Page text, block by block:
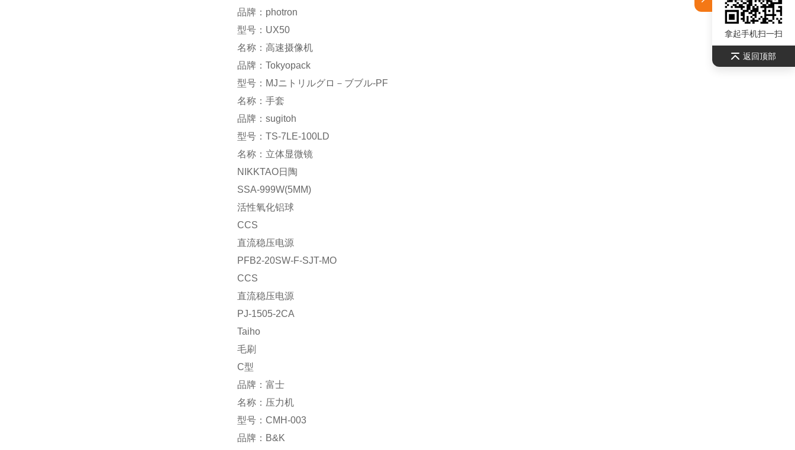
品牌：photron
型号：UX50
名称：高速摄像机
品牌：Tokyopack
型号：MJニトリルグロ－ブブル-PF
名称：手套
品牌：sugitoh
型号：TS-7LE-100LD
名称：立体显微镜
NIKKTAO日陶
SSA-999W(5MM)
活性氧化铝球
CCS
直流稳压电源
PFB2-20SW-F-SJT-MO
CCS
直流稳压电源
PJ-1505-2CA
Taiho
毛刷
C型
品牌：富士
名称：压力机
型号：CMH-003
品牌：B&K
拿起手机扫一扫
返回顶部